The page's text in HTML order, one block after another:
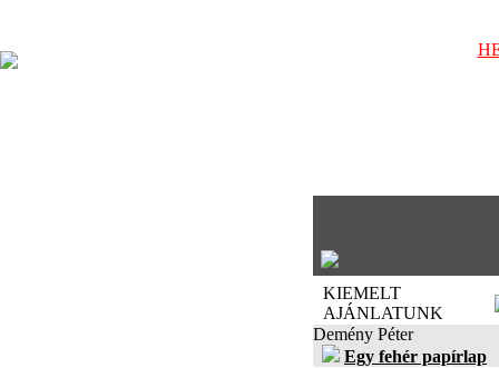
KIEMELT
AJÁNLATUNK
Demény Péter
Egy fehér papírlap